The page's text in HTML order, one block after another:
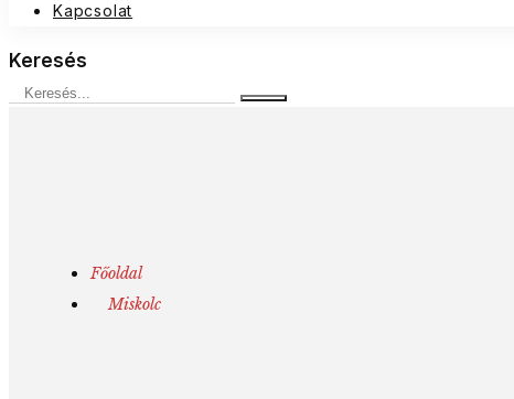
Kapcsolat
Keresés
Főoldal
Miskolc